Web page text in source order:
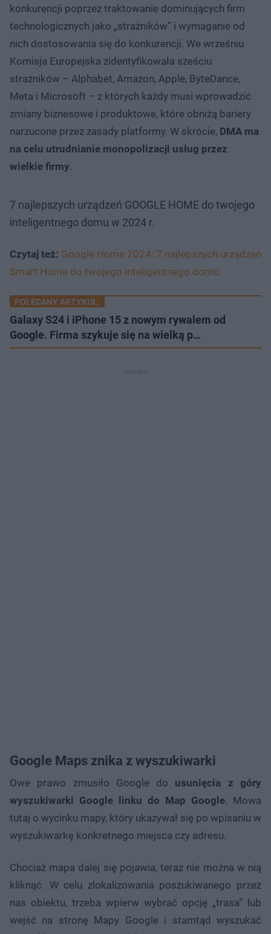
konkurencji poprzez traktowanie dominujących firm
technologicznych jako „strażników” i wymaganie od
nich dostosowania się do konkurencji. We wrześniu
Komisja Europejska zidentyfikowała sześciu
strażników – Alphabet, Amazon, Apple, ByteDance,
Meta i Microsoft – z których każdy musi wprowadzić
zmiany biznesowe i produktowe, które obniżą bariery
narzucone przez zasady platformy. W skrócie, DMA ma
na celu utrudnianie monopolizacji usług przez
wielkie firmy.
7 najlepszych urządzeń GOOGLE HOME do twojego
inteligentnego domu w 2024 r.
Czytaj też: Google Home 2024: 7 najlepszych urządzeń
Smart Home do twojego inteligentnego domu
POLECANY ARTYKUŁ:
Galaxy S24 i iPhone 15 z nowym rywalem od
Google. Firma szykuje się na wielką p…
Google Maps znika z wyszukiwarki
Owe prawo zmusiło Google do usunięcia z góry
wyszukiwarki Google linku do Map Google. Mowa
tutaj o wycinku mapy, który ukazywał się po wpisaniu w
wyszukiwarkę konkretnego miejsca czy adresu.
Chociaż mapa dalej się pojawia, teraz nie można w nią
kliknąć. W celu zlokalizowania poszukiwanego przez
nas obiektu, trzeba wpierw wybrać opcję „trasa” lub
wejść na stronę Mapy Google i stamtąd wyszukać